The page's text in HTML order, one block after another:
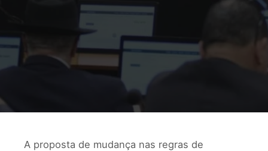
A proposta de mudança nas regras de